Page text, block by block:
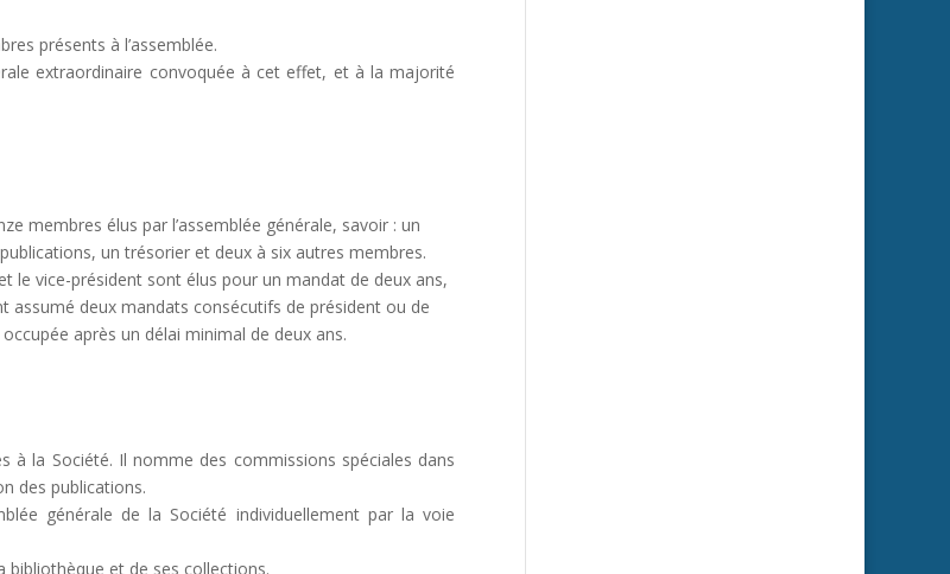
présents à l’assemblée.
extraordinaire convoquée à cet effet, et à la majorité
membres élus par l’assemblée générale, savoir : un
un trésorier et deux à six autres membres.
le vice-président sont élus pour un mandat de deux ans,
assumé deux mandats consécutifs de président ou de
après un délai minimal de deux ans.
la Société. Il nomme des commissions spéciales dans
des publications.
générale de la Société individuellement par la voie
bibliothèque et de ses collections.